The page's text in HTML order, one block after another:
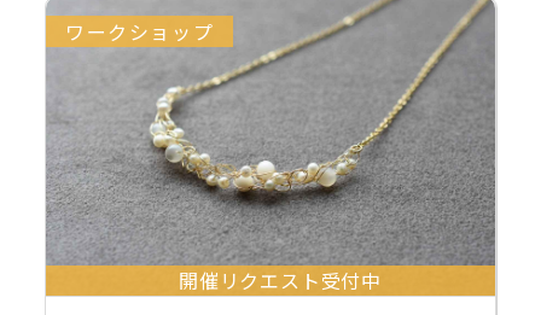
ワークショップ
開催リクエスト受付中